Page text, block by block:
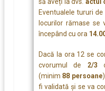
Eventualele tururi
locurilor rămase se
începând cu ora
Dacă la ora 12 se
cvorumul de 2/3
(minim 88 persoane
fi validată și se va